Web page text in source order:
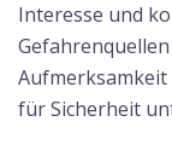
Interesse und
für Sicherheit